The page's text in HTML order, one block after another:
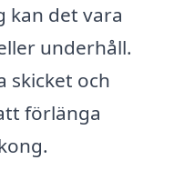
kan det vara
underhåll.
skicket och
förlänga